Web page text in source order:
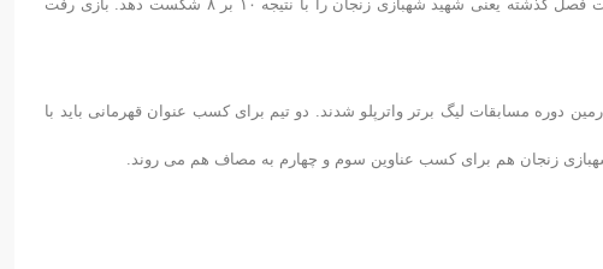
زنجان بود. فولاد مبارکه در یک بازی بسیار حساس و جذاب توانست فینالیست فصل گذشته یعنی شهید شهبازی زنجان را با نتیجه ۱۰ بر ۸ شکست دهد. بازی رفت
دوره مسابقات لیگ برتر واترپلو شدند. دو تیم برای کسب عنوان قهرمانی باید با
زنجان هم برای کسب عناوین سوم و چهارم به مصاف هم می روند.